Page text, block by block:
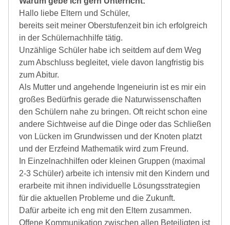
Hallo liebe Eltern und Schüler,
bereits seit meiner Oberstufenzeit bin ich erfolgreich
in der Schülernachhilfe tätig.
Unzählige Schüler habe ich seitdem auf dem Weg
zum Abschluss begleitet, viele davon langfristig bis
zum Abitur.
Als Mutter und angehende Ingeneiurin ist es mir ein
großes Bedürfnis gerade die Naturwissenschaften
den Schülern nahe zu bringen. Oft reicht schon eine
andere Sichtweise auf die Dinge oder das Schließen
von Lücken im Grundwissen und der Knoten platzt
und der Erzfeind Mathematik wird zum Freund.
In Einzelnachhilfen oder kleinen Gruppen (maximal
2-3 Schüler) arbeite ich intensiv mit den Kindern und
erarbeite mit ihnen individuelle Lösungsstrategien
für die aktuellen Probleme und die Zukunft.
Dafür arbeite ich eng mit den Eltern zusammen.
Offene Kommunikation zwischen allen Beteiligten ist